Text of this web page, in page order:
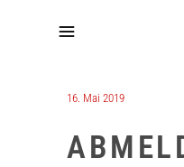
16. Mai 2019